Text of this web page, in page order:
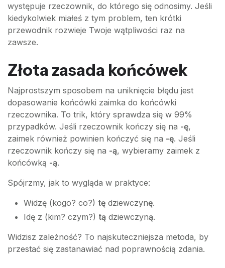
występuje rzeczownik, do którego się odnosimy. Jeśli
kiedykolwiek miałeś z tym problem, ten krótki
przewodnik rozwieje Twoje wątpliwości raz na
zawsze.
Złota zasada końcówek
Najprostszym sposobem na uniknięcie błędu jest
dopasowanie końcówki zaimka do końcówki
rzeczownika. To trik, który sprawdza się w 99%
przypadków. Jeśli rzeczownik kończy się na -ę,
zaimek również powinien kończyć się na -ę. Jeśli
rzeczownik kończy się na -ą, wybieramy zaimek z
końcówką -ą.
Spójrzmy, jak to wygląda w praktyce:
Widzę (kogo? co?) tę dziewczynę.
Idę z (kim? czym?) tą dziewczyną.
Widzisz zależność? To najskuteczniejsza metoda, by
przestać się zastanawiać nad poprawnością zdania.